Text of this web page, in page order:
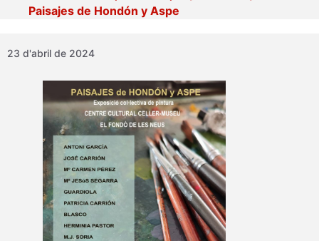
Paisajes de Hondón y Aspe
23 d'abril de 2024